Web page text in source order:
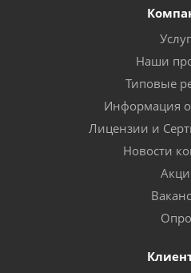
Наши
Типовые
Информация
Лицензии и
Новости